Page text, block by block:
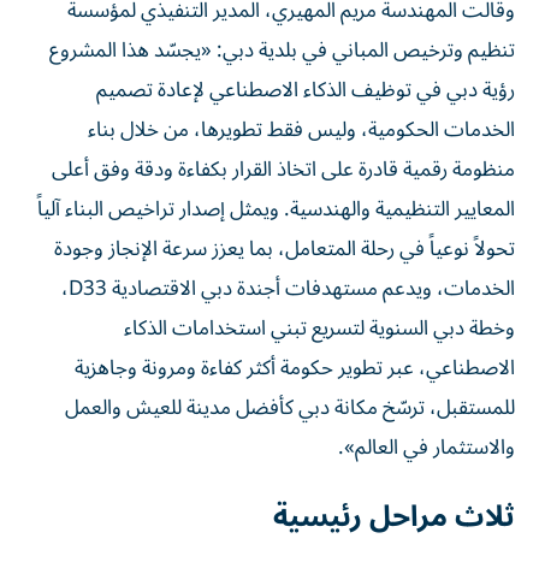
وقالت المهندسة مريم المهيري، المدير التنفيذي لمؤسسة
تنظيم وترخيص المباني في بلدية دبي: «يجسّد هذا المشروع
رؤية دبي في توظيف الذكاء الاصطناعي لإعادة تصميم
الخدمات الحكومية، وليس فقط تطويرها، من خلال بناء
منظومة رقمية قادرة على اتخاذ القرار بكفاءة ودقة وفق أعلى
المعايير التنظيمية والهندسية. ويمثل إصدار تراخيص البناء آلياً
تحولاً نوعياً في رحلة المتعامل، بما يعزز سرعة الإنجاز وجودة
الخدمات، ويدعم مستهدفات أجندة دبي الاقتصادية D33،
وخطة دبي السنوية لتسريع تبني استخدامات الذكاء
الاصطناعي، عبر تطوير حكومة أكثر كفاءة ومرونة وجاهزية
للمستقبل، ترسّخ مكانة دبي كأفضل مدينة للعيش والعمل
والاستثمار في العالم».
ثلاث مراحل رئيسية